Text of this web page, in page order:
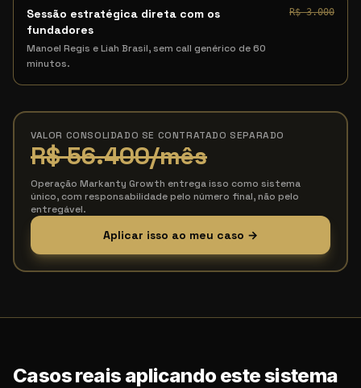
Sessão estratégica direta com os
fundadores
Manoel Regis e Liah Brasil, sem call genérico de 60
minutos.
R$ 3.000
VALOR CONSOLIDADO SE CONTRATADO SEPARADO
R$ 56.400/mês
Operação Markanty Growth entrega isso como sistema
único, com responsabilidade pelo número final, não pelo
entregável.
Aplicar isso ao meu caso →
Casos reais aplicando este sistema